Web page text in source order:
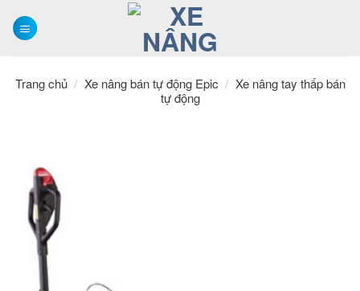
Trang chủ / Xe nâng bán tự động Epic / Xe nâng tay thấp bán
tự động